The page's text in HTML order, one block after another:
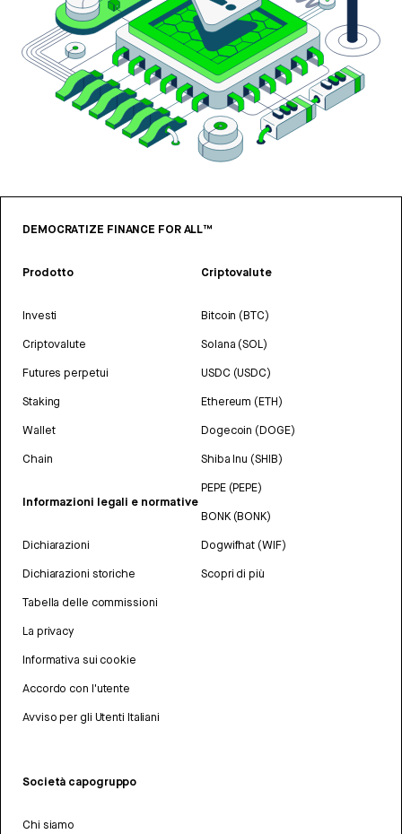
DEMOCRATIZE FINANCE FOR ALL™
Prodotto
Investi
Criptovalute
Futures perpetui
Staking
Wallet
Chain
Informazioni legali e normative
Dichiarazioni
Dichiarazioni storiche
Tabella delle commissioni
La privacy
Informativa sui cookie
Accordo con l'utente
Avviso per gli Utenti Italiani
Criptovalute
Bitcoin (BTC)
Solana (SOL)
USDC (USDC)
Ethereum (ETH)
Dogecoin (DOGE)
Shiba Inu (SHIB)
PEPE (PEPE)
BONK (BONK)
Dogwifhat (WIF)
Scopri di più
Società capogruppo
Chi siamo